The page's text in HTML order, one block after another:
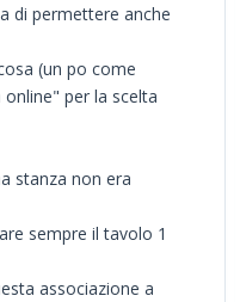
di permettere anche
(un po come
online" per la scelta
stanza non era
sempre il tavolo 1
associazione a